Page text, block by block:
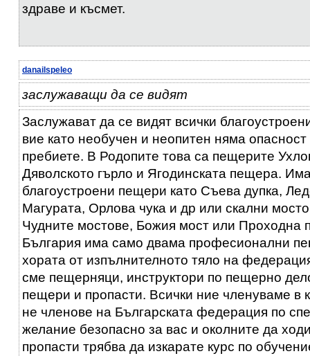
здраве и късмет.
danailspeleo
заслужаващи да се видят
Заслужават да се видят всички
вие като необучен и неопитен няма
пребиете. В Родопите това са пещерите
Дяволското гърло и Ягодинската пещера.
благоустроени пещери като Съева дупка,
Магурата, Орлова чука и др или скални
Чудните мостове, Божия мост или Проходна
България има само двама професионални
хората от изпълнителното тяло на
сме пещерняци, инструктори по пещерно
пещери и пропасти. Всички ние членуваме в
не членове на Българската федерация по
желание безопасно за вас и околните да
пропасти трябва да изкарате курс по